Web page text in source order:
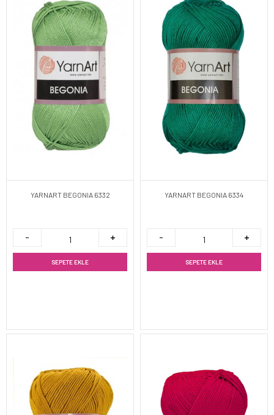
YARNART BEGONIA 6332
SEPETE EKLE
YARNART BEGONIA 6334
SEPETE EKLE